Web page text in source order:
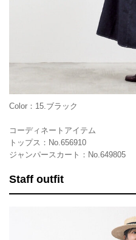
Color：15.ブラック
コーディネートアイテム
トップス：No.656910
ジャンパースカート：No.649805
Staff outfit